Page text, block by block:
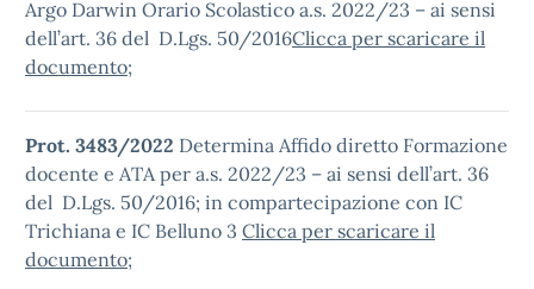
Argo Darwin Orario Scolastico a.s. 2022/23 – ai sensi
dell’art. 36 del D.Lgs. 50/2016Clicca per scaricare il
documento;
Prot. 3483/2022 Determina Affido diretto Formazione
docente e ATA per a.s. 2022/23 – ai sensi dell’art. 36
del D.Lgs. 50/2016; in compartecipazione con IC
Trichiana e IC Belluno 3 Clicca per scaricare il
documento;